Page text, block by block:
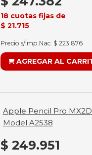
18 cuotas fijas de
$ 21.715
Precio s/Imp.Nac. $ 223.876
AGREGAR AL
Apple Pencil Pro
Model A2538
$ 249.951